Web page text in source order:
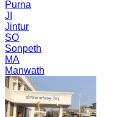
Purna
JI
Jintur
SO
Sonpeth
MA
Manwath